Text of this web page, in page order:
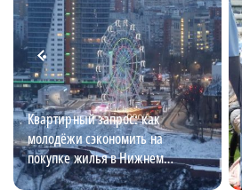
Квартирный запрос: как
молодёжи сэкономить на
покупке жилья в Нижнем
Новгороде